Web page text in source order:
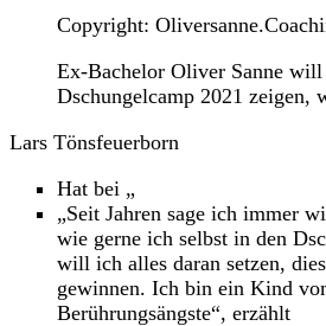
Copyright:
Ex-Bachelor Oliver Sanne will
Dschungelcamp 2021 zeigen,
Lars Tönsfeuerborn
Hat bei „
„Seit Jahren sage ich immer
wie gerne ich selbst in den
will ich alles daran setzen,
gewinnen. Ich bin ein Kind
Berührungsängste“, erzählt